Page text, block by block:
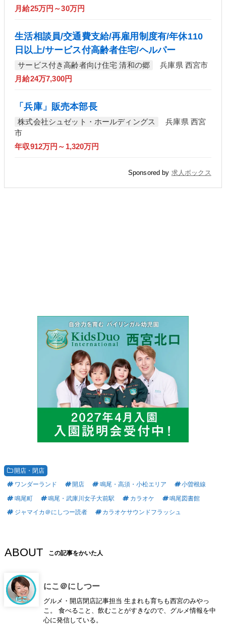
月給25万円～30万円
生活相談員/交通費支給/再雇用制度有/年休110
日以上/サービス付高齢者住宅/ヘルパー
サービス付き高齢者向け住宅 清和の郷
兵庫県 西宮市
月給24万7,300円
「兵庫」販売本部長
株式会社シュゼット・ホールディングス
兵庫県 西宮
市
年収912万円～1,320万円
Sponsored by 求人ボックス
開店・閉店
ワンダーランド
開店 鳴尾・高須・小松エリア
小曽根線
鳴尾町
鳴尾・武庫川女子大前駅 カラオケ
鳴尾図書館
ジャマイカ＠にしつー読者
カラオケサウンドフラッシュ
ABOUT この記事をかいた人
にこ＠にしつー
グルメ・開店閉店記事担当 生まれも育ちも西宮のみやっ
こ。 食べること、飲むことがすきなので、グルメ情報を中
心に発信している。